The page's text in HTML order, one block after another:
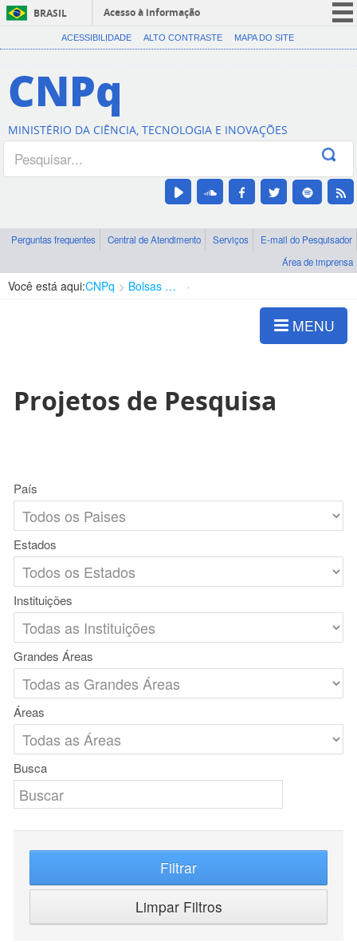
BRASIL
Acesso à informação
CORONAVÍRUS (COVID-19)
Canais
ACESSIBILIDADE ALTO CONTRASTE MAPA DO SITE
CNPq
MINISTÉRIO DA CIÊNCIA, TECNOLOGIA E INOVAÇÕES
Perguntas frequentes Central de Atendimento Serviços
E-mail do Pesquisador
Área de imprensa
Você está aqui:CNPq Bolsas e Auxílios Vigentes
MENU
Projetos de Pesquisa
País
Estados
Instituições
Grandes Áreas
Áreas
Busca
Filtrar
Limpar Filtros